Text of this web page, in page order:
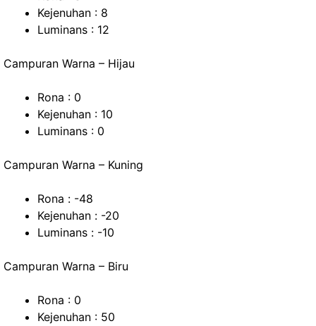
Kejenuhan : 8
Luminans : 12
Campuran Warna – Hijau
Rona : 0
Kejenuhan : 10
Luminans : 0
Campuran Warna – Kuning
Rona : -48
Kejenuhan : -20
Luminans : -10
Campuran Warna – Biru
Rona : 0
Kejenuhan : 50